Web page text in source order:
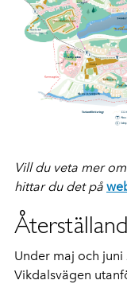
Vill du veta mer
hittar du det på
Under maj och
Vikdalsvägen